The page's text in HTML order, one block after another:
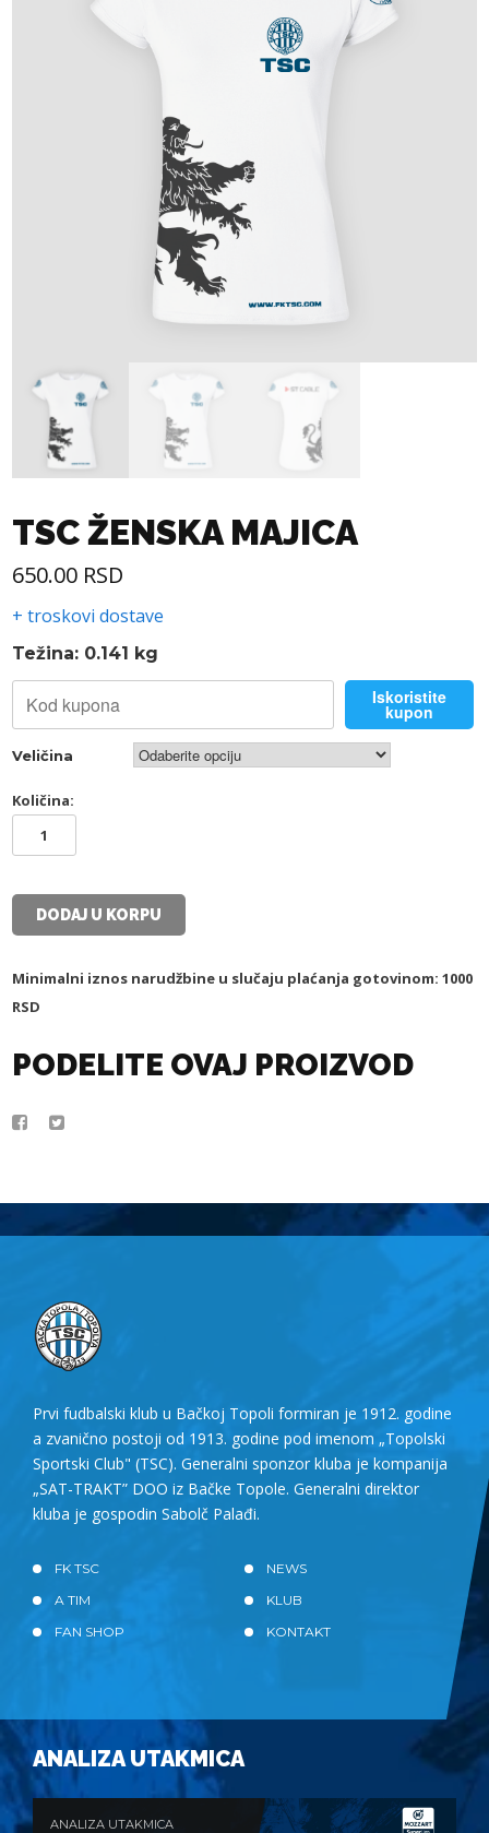
TSC ŽENSKA MAJICA
650.00 RSD
+ troskovi dostave
Težina: 0.141 kg
Iskoristite
kupon
Veličina
Količina:
ŽENSKA
DODAJ U KORPU
Minimalni iznos narudžbine u slučaju plaćanja gotovinom: 1000
RSD
PODELITE OVAJ PROIZVOD
Prvi fudbalski klub u Bačkoj Topoli formiran je 1912. godine
a zvanično postoji od 1913. godine pod imenom „Topolski
Sportski Club" (TSC). Generalni sponzor kluba je kompanija
„SAT-TRAKT” DOO iz Bačke Topole. Generalni direktor
kluba je gospodin Sabolč Palađi.
FK TSC
NEWS
A TIM
KLUB
FAN SHOP
KONTAKT
ANALIZA UTAKMICA
ANALIZA UTAKMICA